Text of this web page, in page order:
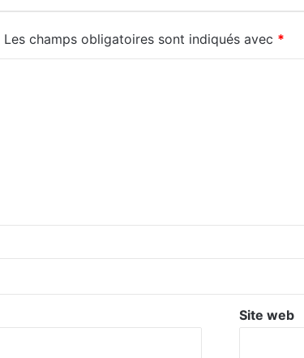
Les champs obligatoires sont indiqués avec *
Site web